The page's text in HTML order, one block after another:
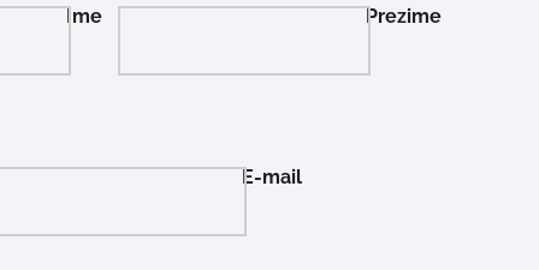
Ime Prezime
E-mail